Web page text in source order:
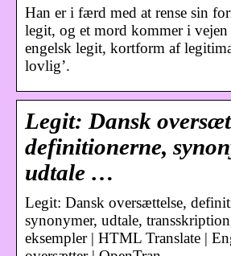
Han er i færd med at rense sin
legit, og et mord kommer i
engelsk legit, kortform af
lovlig’.
Legit: Dansk
definitionerne,
udtale …
Legit: Dansk oversættelse,
synonymer, udtale,
eksempler | HTML Translate |